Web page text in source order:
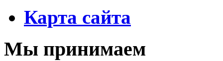
Карта сайта
Мы принимаем